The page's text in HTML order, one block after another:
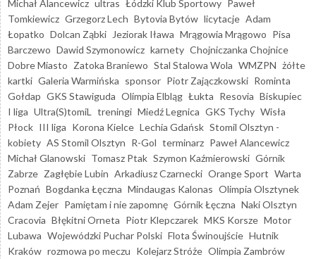
Michał Alancewicz ultras Łódzki Klub Sportowy Paweł
Tomkiewicz Grzegorz Lech Bytovia Bytów licytacje Adam
Łopatko Dolcan Ząbki Jeziorak Iława Mrągowia Mrągowo Pisa
Barczewo Dawid Szymonowicz karnety Chojniczanka Chojnice
Dobre Miasto Zatoka Braniewo Stal Stalowa Wola WMZPN żółte
kartki Galeria Warmińska sponsor Piotr Zajączkowski Rominta
Gołdap GKS Stawiguda Olimpia Elbląg Łukta Resovia Biskupiec
I liga Ultra(S)tomiL treningi Miedź Legnica GKS Tychy Wisła
Płock III liga Korona Kielce Lechia Gdańsk Stomil Olsztyn -
kobiety AS Stomil Olsztyn R-Gol terminarz Paweł Alancewicz
Michał Glanowski Tomasz Ptak Szymon Kaźmierowski Górnik
Zabrze Zagłębie Lubin Arkadiusz Czarnecki Orange Sport Warta
Poznań Bogdanka Łęczna Mindaugas Kalonas Olimpia Olsztynek
Adam Zejer Pamiętam i nie zapomnę Górnik Łęczna Naki Olsztyn
Cracovia Błękitni Orneta Piotr Klepczarek MKS Korsze Motor
Lubawa Wojewódzki Puchar Polski Flota Świnoujście Hutnik
Kraków rozmowa po meczu Kolejarz Stróże Olimpia Zambrów